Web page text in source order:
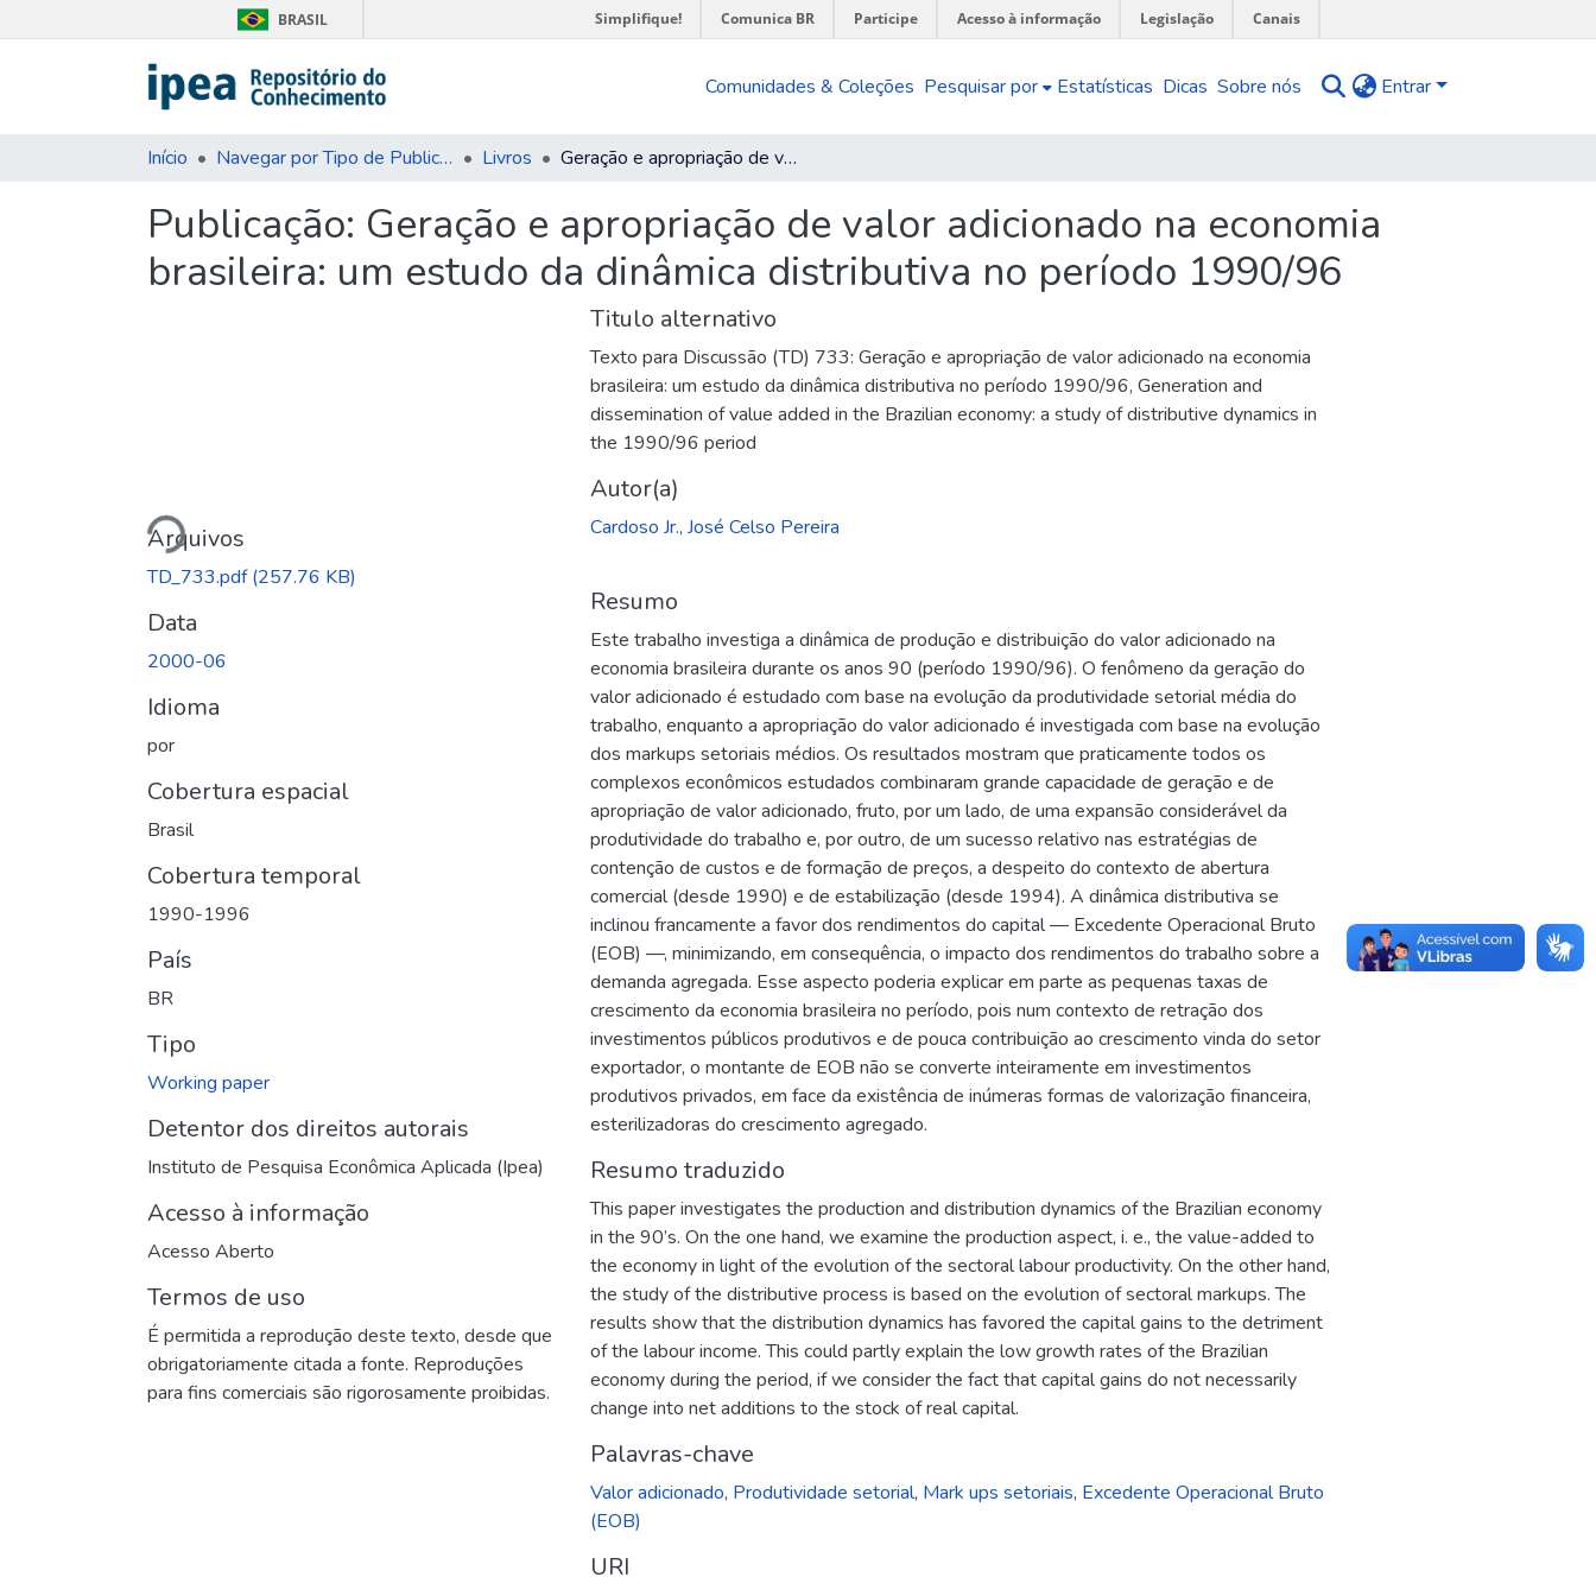
BRASIL Simplifique! Comunica BR Participe Acesso à informação Legislação Canais
Comunidades & Coleções Pesquisar por Estatísticas Dicas Sobre nós Entrar
Início Navegar por Tipo de Publicação Livros Geração e apropriação de valor adicionado na economia brasileira: um estudo da dinâmica distributiva no período 1990/96
Publicação: Geração e apropriação de valor adicionado na economia
brasileira: um estudo da dinâmica distributiva no período 1990/96
Carregando...
Arquivos
TD_733.pdf(257.76 KB)
Data
2000-06
Idioma
por
Cobertura espacial
Brasil
Cobertura temporal
1990-1996
País
BR
Tipo
Working paper
Detentor dos direitos autorais
Instituto de Pesquisa Econômica Aplicada (Ipea)
Acesso à informação
Acesso Aberto
Termos de uso
É permitida a reprodução deste texto, desde que
obrigatoriamente citada a fonte. Reproduções
para fins comerciais são rigorosamente proibidas.
Titulo alternativo
Texto para Discussão (TD) 733: Geração e apropriação de valor adicionado na economia
brasileira: um estudo da dinâmica distributiva no período 1990/96,Generation and
dissemination of value added in the Brazilian economy: a study of distributive dynamics in
the 1990/96 period
Autor(a)
Cardoso Jr., José Celso Pereira
Resumo
Este trabalho investiga a dinâmica de produção e distribuição do valor adicionado na
economia brasileira durante os anos 90 (período 1990/96). O fenômeno da geração do
valor adicionado é estudado com base na evolução da produtividade setorial média do
trabalho, enquanto a apropriação do valor adicionado é investigada com base na evolução
dos markups setoriais médios. Os resultados mostram que praticamente todos os
complexos econômicos estudados combinaram grande capacidade de geração e de
apropriação de valor adicionado, fruto, por um lado, de uma expansão considerável da
produtividade do trabalho e, por outro, de um sucesso relativo nas estratégias de
contenção de custos e de formação de preços, a despeito do contexto de abertura
comercial (desde 1990) e de estabilização (desde 1994). A dinâmica distributiva se
inclinou francamente a favor dos rendimentos do capital — Excedente Operacional Bruto
(EOB) —, minimizando, em consequência, o impacto dos rendimentos do trabalho sobre a
demanda agregada. Esse aspecto poderia explicar em parte as pequenas taxas de
crescimento da economia brasileira no período, pois num contexto de retração dos
investimentos públicos produtivos e de pouca contribuição ao crescimento vinda do setor
exportador, o montante de EOB não se converte inteiramente em investimentos
produtivos privados, em face da existência de inúmeras formas de valorização financeira,
esterilizadoras do crescimento agregado.
Resumo traduzido
This paper investigates the production and distribution dynamics of the Brazilian economy
in the 90’s. On the one hand, we examine the production aspect, i. e., the value-added to
the economy in light of the evolution of the sectoral labour productivity. On the other hand,
the study of the distributive process is based on the evolution of sectoral markups. The
results show that the distribution dynamics has favored the capital gains to the detriment
of the labour income. This could partly explain the low growth rates of the Brazilian
economy during the period, if we consider the fact that capital gains do not necessarily
change into net additions to the stock of real capital.
Palavras-chave
Valor adicionado, Produtividade setorial, Mark ups setoriais, Excedente Operacional Bruto
(EOB)
URI